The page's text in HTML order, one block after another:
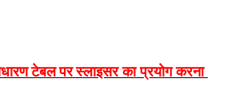
टेबल परस्लाइसर का प्रयोग करना